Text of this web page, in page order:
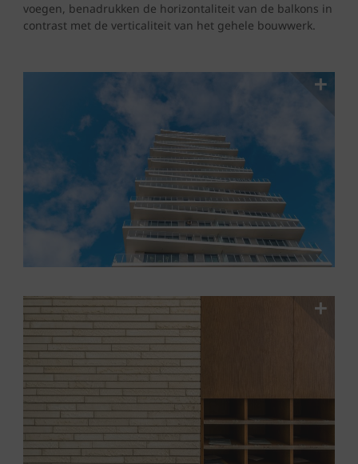
voegen, benadrukken de horizontaliteit van de balkons in
contrast met de verticaliteit van het gehele bouwwerk.